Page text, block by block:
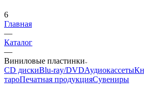
6
Главная
—
Каталог
—
Виниловые пластинки
CD дискиBlu-ray/DVDАудиокассеты
тароПечатная продукцияСувениры